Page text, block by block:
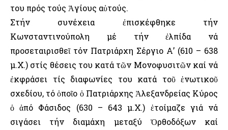
του πρός τούς Ἁγίους αὐτούς.
Στήν συνέχεια ἐπισκέφθηκε τήν
Κωνσταντινούπολη μέ τήν ἐλπίδα νά
προσεταιρισθεῖ τόν Πατριάρχη Σέργιο Α’ (610 – 638
μ.Χ.) στίς θέσεις του κατά τῶν Μονοφυσιτῶν καί νά
ἐκφράσει τίς διαφωνίες του κατά τοῦ ἑνωτικοῦ
σχεδίου, τό ὁποῖο ὁ Πατριάρχης Ἀλεξανδρείας Κύρος
ὁ ἀπό Φάσιδος (630 – 643 μ.Χ.) ἑτοίμαζε γιά νά
σιγάσει τήν διαμάχη μεταξύ Ὀρθοδόξων καί